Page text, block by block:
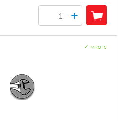
+
много